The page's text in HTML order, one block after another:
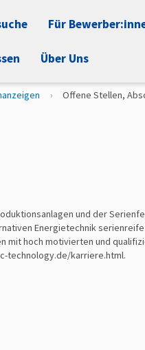
Für
Über Uns
Offene Stellen,
und der
Energietechnik
hoch motivierten und
technology.de/karriere.html.